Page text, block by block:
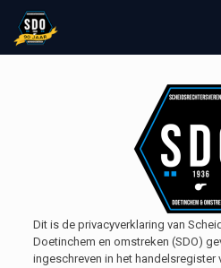
Dit is de privacyverklaring van
Doetinchem en omstreken (SDO)
ingeschreven in het handelsregister